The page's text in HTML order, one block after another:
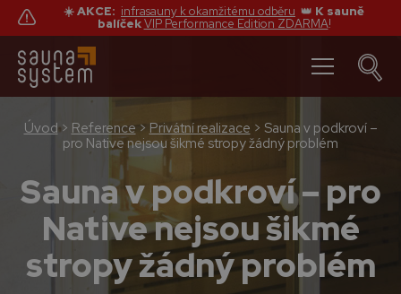
☀️ AKCE: infrasauny k okamžitému odběru 👑 K sauně
balíček VIP Performance Edition ZDARMA!
Úvod> Reference > Privátní realizace > Sauna v podkroví –
pro Native nejsou šikmé stropy žádný problém
Sauna v podkroví – pro
Native nejsou šikmé
stropy žádný problém